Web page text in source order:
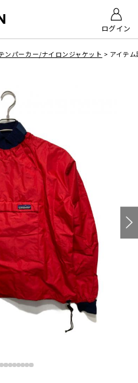
ログイン
ンパーカー/ナイロンジャケット > アイテ